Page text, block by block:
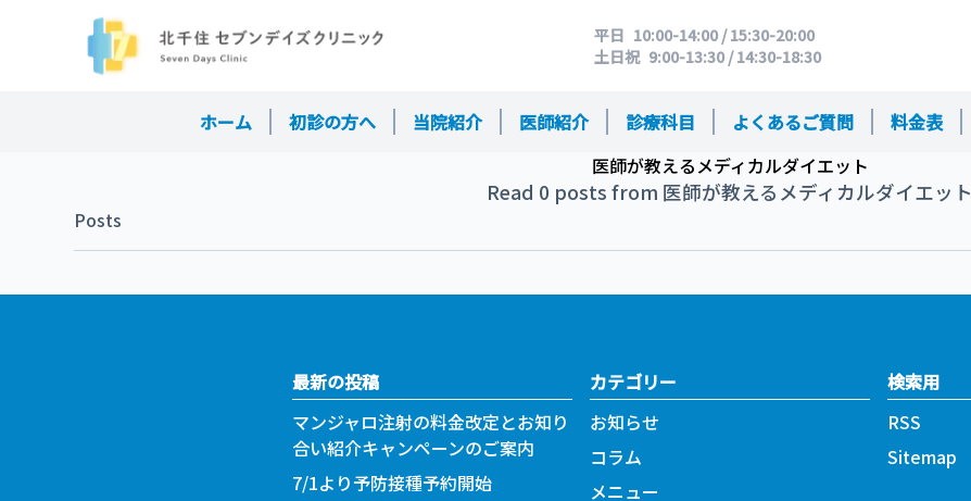
営業時間
平日 10:00-14:00 / 15:30-20:00
土日祝 9:00-13:30 / 14:30-18:30
ホーム 初診の方へ 当院紹介 医師紹介 診療科目 よくあるご質問 料金表
医師が教えるメディカルダイエット
Read 0 posts from 医師が教えるメディカルダイエット
Posts
最新の投稿
マンジャロ注射の料金改定とお知り
合い紹介キャンペーンのご案内
7/1より予防接種予約開始
カテゴリー
お知らせ
コラム
メニュー
検索用
RSS
Sitemap